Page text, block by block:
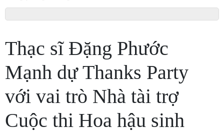
Thạc sĩ Đặng Phước
Mạnh dự Thanks Party
với vai trò Nhà tài trợ
Cuộc thi Hoa hậu sinh